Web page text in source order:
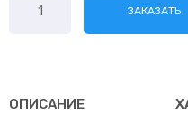
товара
R1
ЗАКАЗАТЬ
ОПИСАНИЕ